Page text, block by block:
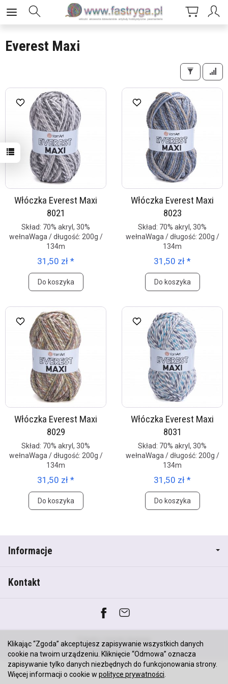
Everest Maxi
Włóczka Everest Maxi
8021
Skład: 70% akryl, 30%
wełnaWaga / długość: 200g /
134m
31,50 zł *
Do koszyka
Włóczka Everest Maxi
8023
Skład: 70% akryl, 30%
wełnaWaga / długość: 200g /
134m
31,50 zł *
Do koszyka
Włóczka Everest Maxi
8029
Skład: 70% akryl, 30%
wełnaWaga / długość: 200g /
134m
31,50 zł *
Do koszyka
Włóczka Everest Maxi
8031
Skład: 70% akryl, 30%
wełnaWaga / długość: 200g /
134m
31,50 zł *
Do koszyka
Informacje
Kontakt
*) brutto +
koszty dostawy
Sklep internetowy SOTESHOP AI
Klikając “Zgoda” akceptujesz zapisywanie wszystkich danych
cookie na twoim urządzeniu. Kliknięcie “Odmowa” oznacza
zapisywanie tylko danych niezbędnych do funkcjonowania strony.
Więcej informacji o cookie w polityce prywatności